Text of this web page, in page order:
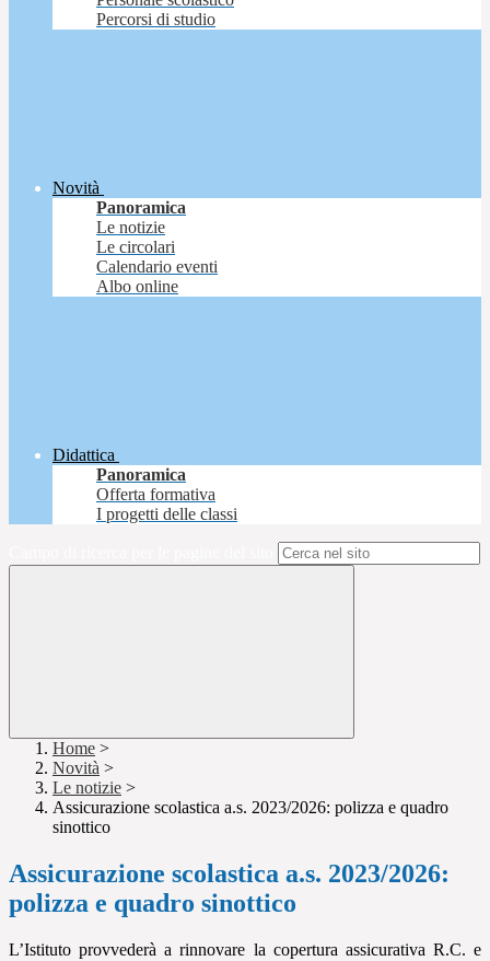
Percorsi di studio
Novità
Panoramica
Le notizie
Le circolari
Calendario eventi
Albo online
Didattica
Panoramica
Offerta formativa
I progetti delle classi
Home >
Novità >
Le notizie >
Assicurazione scolastica a.s. 2023/2026: polizza e quadro
sinottico
Assicurazione scolastica a.s. 2023/2026:
polizza e quadro sinottico
L’Istituto provvederà a rinnovare la copertura assicurativa R.C. e